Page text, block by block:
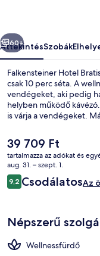
Következő
60+
ÁttekintésSzobák
Falkensteiner Hotel
csak 10 perc séta. A
vendégeket, aki pedig
helyben működő
is várja a vendégeket.
A
jelenlegi
ár
39 709 Ft
39 709 Ft
tartalmazza az adókat és
aug. 31. – szept. 1.
Értékelések
9,29,2 ennyiből: 10
CsodálatosAz
Népszerű
Wellnessfürdő